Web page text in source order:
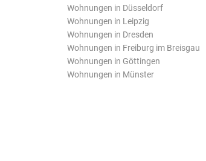
Wohnungen in Düsseldorf
Wohnungen in Leipzig
Wohnungen in Dresden
Wohnungen in Freiburg im Breisgau
Wohnungen in Göttingen
Wohnungen in Münster